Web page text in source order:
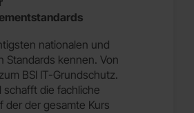
nationalen und
Standards kennen. Von
BSI IT-Grundschutz.
schafft die fachliche
der der gesamte Kurs